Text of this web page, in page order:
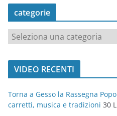
categorie
a
t
o
r
VIDEO RECENTI
Torna a Gesso la Rassegna
carretti, musica e tradizioni 30